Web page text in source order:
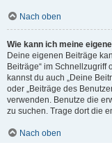
Nach oben
Wie kann ich meine
Deine eigenen Beiträge
Beiträge“ im Schnellzugriff
kannst du auch „Deine
oder „Beiträge des
verwenden. Benutze die
zu suchen. Trage dort die
Nach oben